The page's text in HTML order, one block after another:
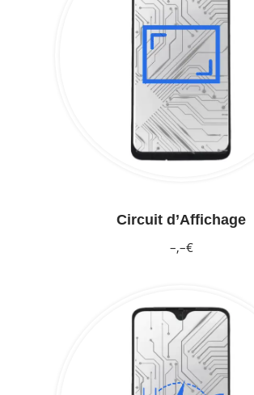
Circuit d’Affichage
–,–€